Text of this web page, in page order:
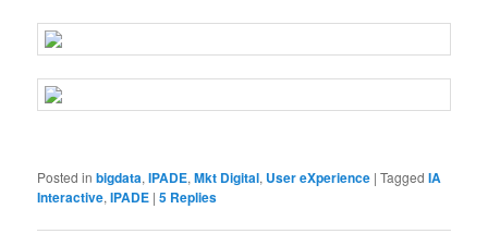
Posted in bigdata,IPADE,Mkt Digital, User eXperience |Tagged IA
Interactive,IPADE |5 Replies